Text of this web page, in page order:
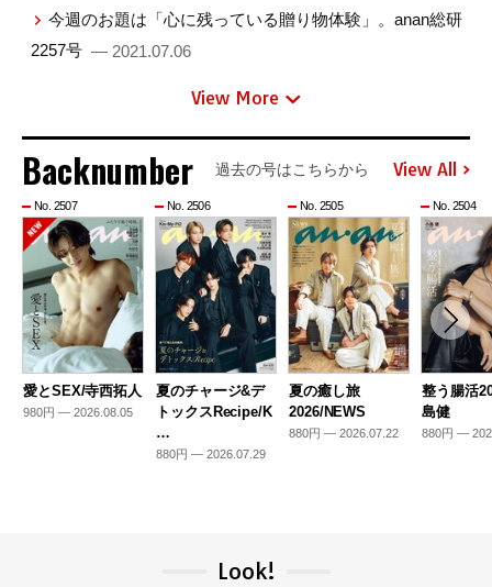
今週のお題は「心に残っている贈り物体験」。anan総研
2257号 — 2021.07.06
View More
Backnumber 過去の号はこちらから View All
No. 2507
愛とSEX/寺西拓人
980円 — 2026.08.05
No. 2506
夏のチャージ&デ
トックスRecipe/K
…
880円 — 2026.07.29
No. 2505
夏の癒し旅
2026/NEWS
880円 — 2026.07.22
No. 2504
整う腸活
島健
880円 —
Look!